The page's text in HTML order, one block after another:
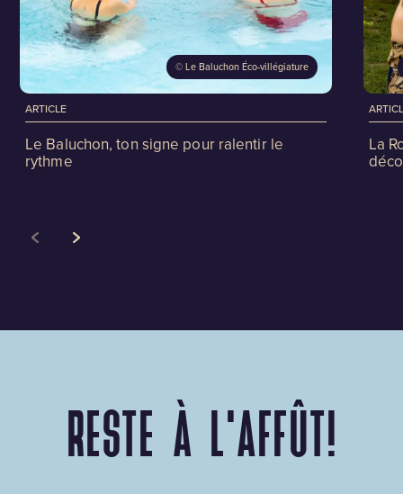
© Le Baluchon Éco-villégiature
ARTICLE
Le Baluchon, ton signe pour ralentir le
rythme
La
RESTE À L'AFFÛT!